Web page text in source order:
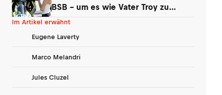
BSB – um es wie Vater Troy zu
machen?
Im Artikel erwähnt
Eugene Laverty
Marco Melandri
Jules Cluzel